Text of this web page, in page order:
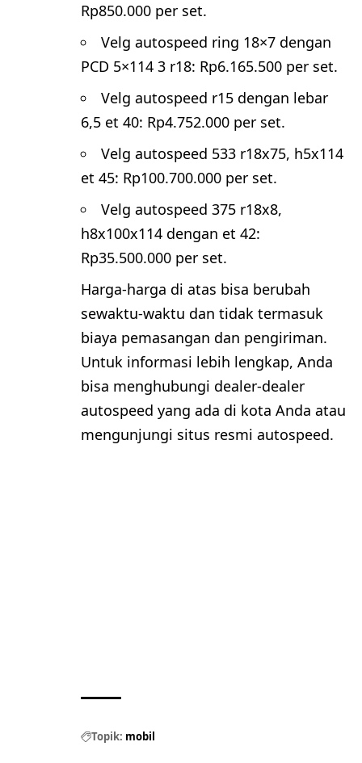
Rp850.000 per set.
Velg autospeed ring 18×7 dengan
PCD 5×114 3 r18: Rp6.165.500 per set.
Velg autospeed r15 dengan lebar
6,5 et 40: Rp4.752.000 per set.
Velg autospeed 533 r18x75, h5x114
et 45: Rp100.700.000 per set.
Velg autospeed 375 r18x8,
h8x100x114 dengan et 42:
Rp35.500.000 per set.
Harga-harga di atas bisa berubah
sewaktu-waktu dan tidak termasuk
biaya pemasangan dan pengiriman.
Untuk informasi lebih lengkap, Anda
bisa menghubungi dealer-dealer
autospeed yang ada di kota Anda atau
mengunjungi situs resmi autospeed.
Topik: mobil